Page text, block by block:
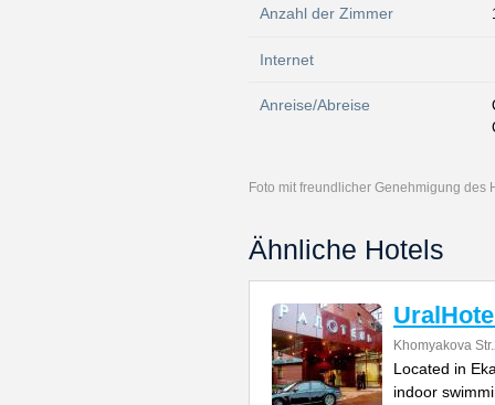
Anzahl der Zimmer
Internet
Anreise/Abreise
Foto mit freundlicher Genehmigung des
Ähnliche Hotels
Khomyakova
Located in
indoor